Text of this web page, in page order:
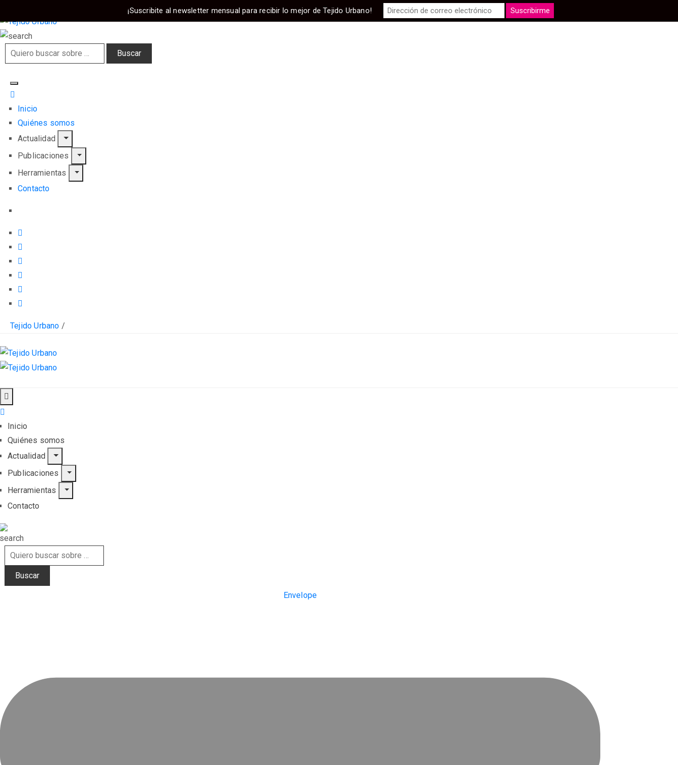
Inicio
Quiénes somos
Actualidad
Publicaciones
Herramientas
Contacto
Tejido Urbano /
Inicio
Quiénes somos
Actualidad
Publicaciones
Herramientas
Contacto
Envelope
¡Suscribite al newsletter mensual para recibir lo mejor de Tejido Urbano!